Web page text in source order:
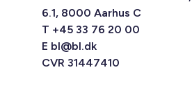
6.1, 8000 Aarhus C
T +45 33 76 20 00
E bl@bl.dk
CVR 31447410